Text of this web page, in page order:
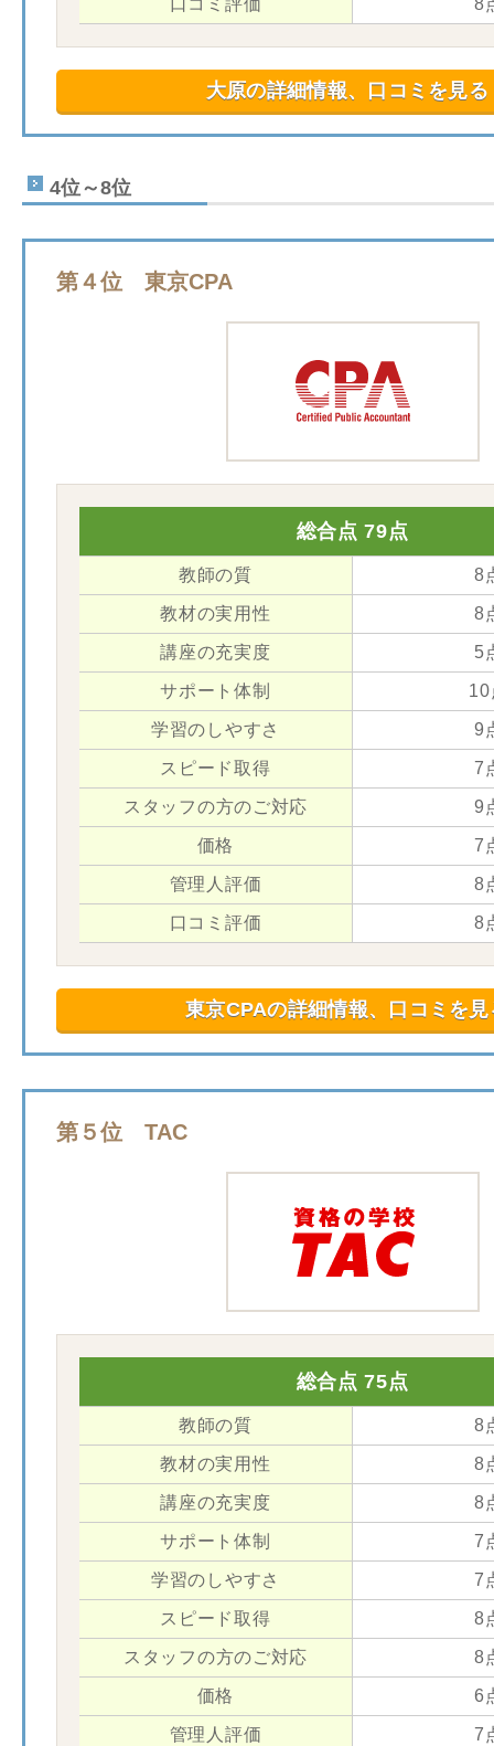
口コミ評価 8
大原の詳細情報、口コミを見る
4位～8位
第４位 東京CPA
総合点 79点
教師の質 8
教材の実用性 8
講座の充実度 5
サポート体制 10
学習のしやすさ 9
スピード取得 7
スタッフの方のご対応 9
価格 7
管理人評価 8
口コミ評価 8
東京CPAの詳細情報、口コミを見
第５位 TAC
総合点 75点
教師の質 8
教材の実用性 8
講座の充実度 8
サポート体制 7
学習のしやすさ 7
スピード取得 8
スタッフの方のご対応 8
価格 6
管理人評価 7